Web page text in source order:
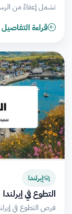
تشمل إعفاءً من
قراءة التفاصيل
إيرلندا
التطوع في إيرلندا
فرص التطوع في